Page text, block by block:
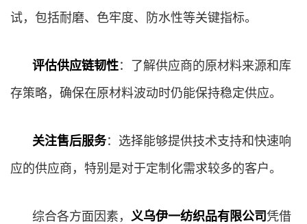
试，包括耐磨、色牢度、防水性等关键指标。
评估供应链韧性：了解供应商的原材料来源和库
存策略，确保在原材料波动时仍能保持稳定供应。
关注售后服务：选择能够提供技术支持和快速响
应的供应商，特别是对于定制化需求较多的客户。
综合各方面因素， 义乌伊一纺织品有限公司凭借